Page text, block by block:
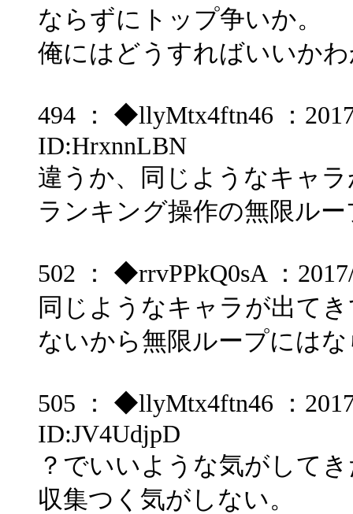
ならずにトップ争いか。
俺にはどうすればいいか
494 ： ◆llyMtx4ftn46 ：
ID:HrxnnLBN
違うか、同じようなキャ
ランキング操作の無限ル
502 ： ◆rrvPPkQ0sA ：
同じようなキャラが出て
ないから無限ループには
505 ： ◆llyMtx4ftn46 ：
ID:JV4UdjpD
？でいいような気がして
収集つく気がしない。